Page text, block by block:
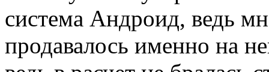
система Андроид, ведь
продавалось именно на